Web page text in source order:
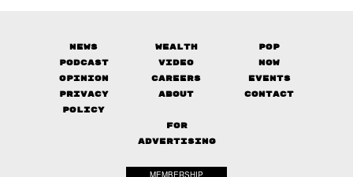
News Wealth
Pop
Podcast
Video
Now
Opinion
Careers
Events
Privacy
Policy
About Contact
FOR
ADVERTISING
MEMBERSHIP